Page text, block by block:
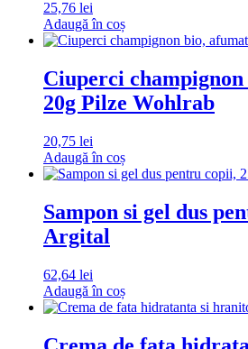
25,76 lei
Adaugă în coș
Ciuperci
20g Pilze Wohlrab
20,75 lei
Adaugă în coș
Sampon si gel dus
Argital
62,64 lei
Adaugă în coș